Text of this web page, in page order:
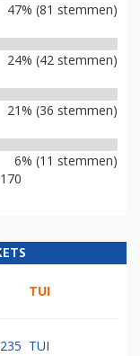
47% (81 stemmen)
24% (42 stemmen)
21% (36 stemmen)
6% (11 stemmen)
TUI
TUI